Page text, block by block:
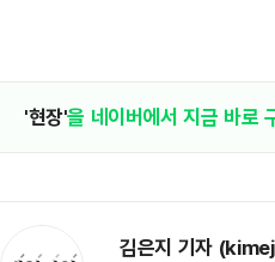
'현장'을 네이버에서 지금 바로
김은지 기자